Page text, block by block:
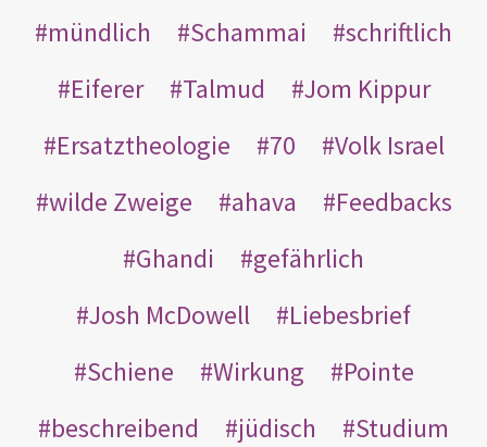
mündlich Schammai
schriftlich
Eiferer
Talmud
Jom Kippur
Ersatztheologie
70
Volk Israel
wilde Zweige
ahava
Feedbacks
Ghandi
gefährlich
Josh McDowell
Liebesbrief
Schiene
Wirkung
Pointe
beschreibend
jüdisch
Studium